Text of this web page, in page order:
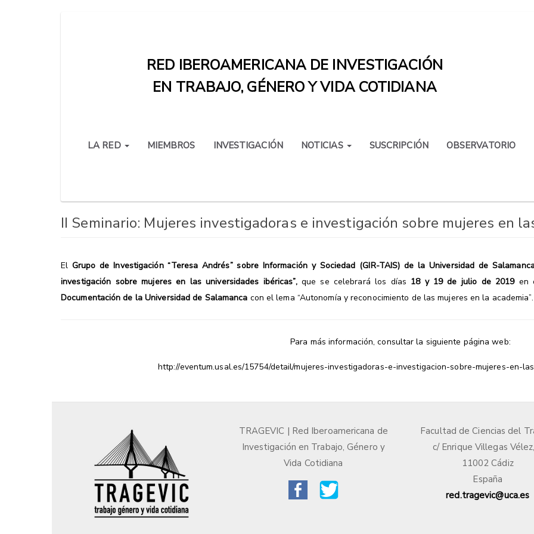
RED IBEROAMERICANA DE INVESTIGACIÓN
EN TRABAJO, GÉNERO Y VIDA COTIDIANA
LA RED MIEMBROS INVESTIGACIÓN NOTICIAS SUSCRIPCIÓN OBSERVATORIO
II Seminario: Mujeres investigadoras e investigación sobre mujeres en
ElGrupo de Investigación “Teresa Andrés” sobre Información y Sociedad (GIR-TAIS) de la Universidad de
investigación sobre mujeres en las universidades ibéricas”,que se celebrará los días 18 y 19 de julio de 2019
Documentación de la Universidad de Salamanca con el lema “Autonomía y reconocimiento de las mujeres en la academia”.
Para más información, consultar la siguiente página web:
http://eventum.usal.es/15754/detail/mujeres-investigadoras-e-investigacion-sobre-mujeres-en-
TRAGEVIC | Red Iberoamericana de
Investigación en Trabajo, Género y
Vida Cotidiana
Facultad de Ciencias del
c/ Enrique Villegas
11002 Cádiz
España
red.tragevic@uca.es